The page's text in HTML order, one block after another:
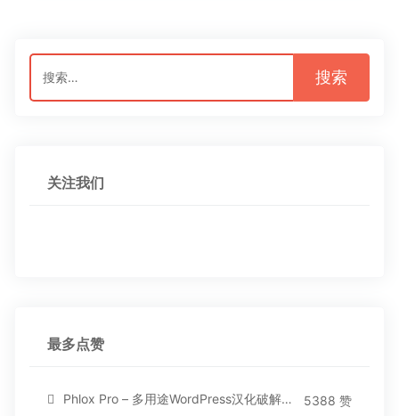
搜
索：
关注我们
最多点赞
Phlox Pro – 多用途WordPress汉化破解主题[5.1.12]
5388 赞